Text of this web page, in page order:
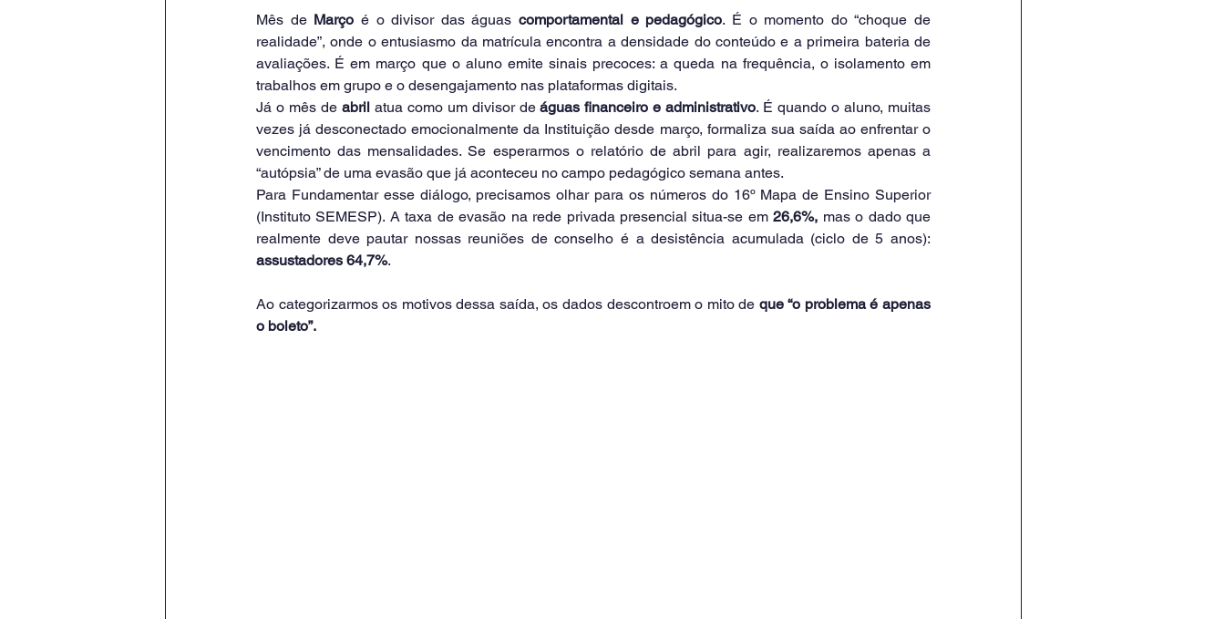
Mês de Março é o divisor das águas comportamental e pedagógico. É o momento do “choque de
realidade”, onde o entusiasmo da matrícula encontra a densidade do conteúdo e a primeira bateria de
avaliações. É em março que o aluno emite sinais precoces: a queda na frequência, o isolamento em
trabalhos em grupo e o desengajamento nas plataformas digitais.
Já o mês de abril atua como um divisor de águas financeiro e administrativo. É quando o aluno, muitas
vezes já desconectado emocionalmente da Instituição desde março, formaliza sua saída ao enfrentar o
vencimento das mensalidades. Se esperarmos o relatório de abril para agir, realizaremos apenas a
“autópsia” de uma evasão que já aconteceu no campo pedagógico semana antes.
Para Fundamentar esse diálogo, precisamos olhar para os números do 16º Mapa de Ensino Superior
(Instituto SEMESP). A taxa de evasão na rede privada presencial situa-se em 26,6%, mas o dado que
assustadores 64,7%.
Ao categorizarmos os motivos dessa saída, os dados descontroem o mito de que “o problema é apenas
o boleto”.